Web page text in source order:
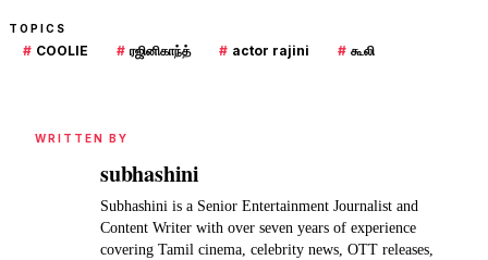
TOPICS
# COOLIE # ரஜினிகாந்த் # actor rajini # கூலி
WRITTEN BY
subhashini
Subhashini is a Senior Entertainment Journalist and
Content Writer with over seven years of experience
covering Tamil cinema, celebrity news, OTT releases,